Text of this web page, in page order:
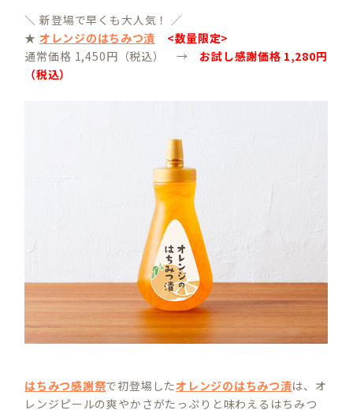
＼ 新登場で早くも大人気！ ／
★オレンジのはちみつ漬
<数量限定>
通常価格 1,450円（税込） → お試し感謝価格 1,280円
（税込）
はちみつ感謝祭で初登場したオレンジのはちみつ漬は、オ
レンジピールの爽やかさがたっぷりと味わえるはちみつ